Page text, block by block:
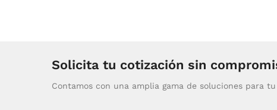
Solicita tu cotización sin
Contamos con una amplia gama de soluciones para